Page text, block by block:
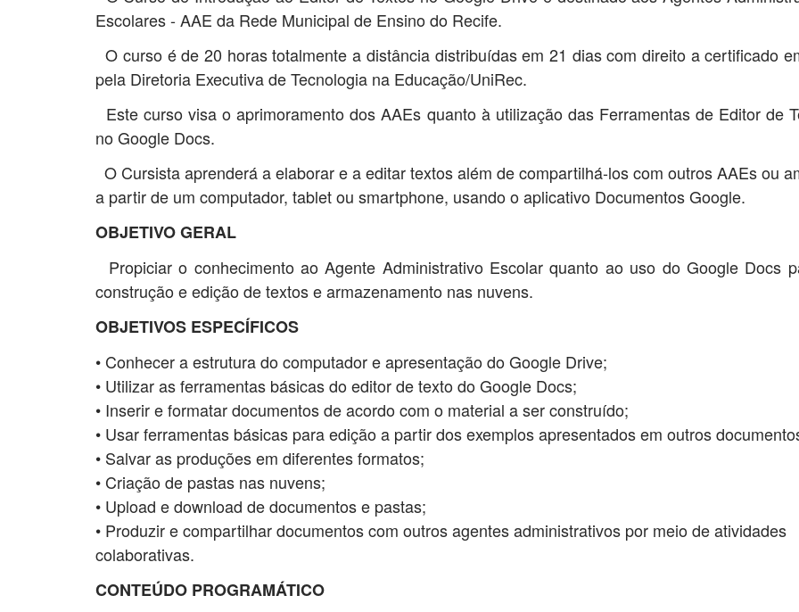
Escolares - AAE da Rede Municipal de Ensino do Recife.
O curso é de 20 horas totalmente a distância distribuídas em 21 dias com direito a certificado
pela Diretoria Executiva de Tecnologia na Educação/UniRec.
Este curso visa o aprimoramento dos AAEs quanto à utilização das Ferramentas de Editor de
no Google Docs.
O Cursista aprenderá a elaborar e a editar textos além de compartilhá-los com outros AAEs ou
a partir de um computador, tablet ou smartphone, usando o aplicativo Documentos Google.
OBJETIVO GERAL
Propiciar o conhecimento ao Agente Administrativo Escolar quanto ao uso do Google Docs
construção e edição de textos e armazenamento nas nuvens.
OBJETIVOS ESPECÍFICOS
• Conhecer a estrutura do computador e apresentação do Google Drive;
• Utilizar as ferramentas básicas do editor de texto do Google Docs;
• Inserir e formatar documentos de acordo com o material a ser construído;
• Usar ferramentas básicas para edição a partir dos exemplos apresentados em outros
• Salvar as produções em diferentes formatos;
• Criação de pastas nas nuvens;
• Upload e download de documentos e pastas;
• Produzir e compartilhar documentos com outros agentes administrativos por meio de atividades
colaborativas.
CONTEÚDO PROGRAMÁTICO